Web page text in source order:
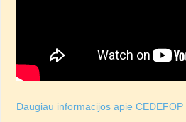
Daugiau informacijos apie CEDEFOP